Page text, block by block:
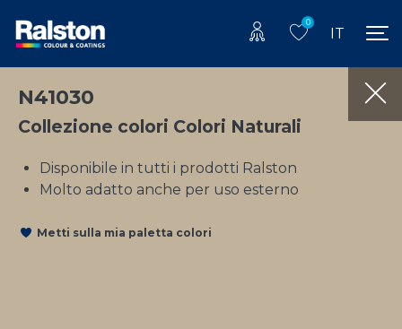
0
IT
N41030
Collezione colori Colori Naturali
Disponibile in tutti i prodotti Ralston
Molto adatto anche per uso esterno
Metti sulla mia paletta colori